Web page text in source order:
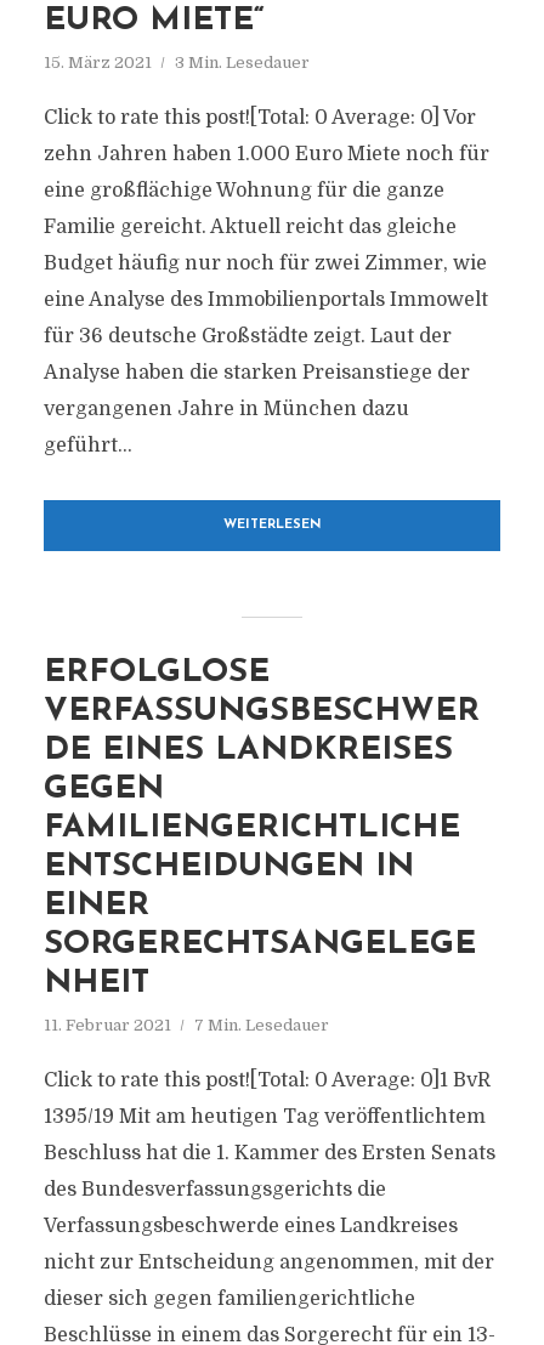
EURO MIETE“
15. März 2021 3 Min. Lesedauer
Click to rate this post![Total: 0 Average: 0] Vor
zehn Jahren haben 1.000 Euro Miete noch für
eine großflächige Wohnung für die ganze
Familie gereicht. Aktuell reicht das gleiche
Budget häufig nur noch für zwei Zimmer, wie
eine Analyse des Immobilienportals Immowelt
für 36 deutsche Großstädte zeigt. Laut der
Analyse haben die starken Preisanstiege der
vergangenen Jahre in München dazu
geführt...
WEITERLESEN
ERFOLGLOSE
VERFASSUNGSBESCHWER
DE EINES LANDKREISES
GEGEN
FAMILIENGERICHTLICHE
ENTSCHEIDUNGEN IN
EINER
SORGERECHTSANGELEGE
NHEIT
11. Februar 2021 7 Min. Lesedauer
Click to rate this post![Total: 0 Average: 0]1 BvR
1395/19 Mit am heutigen Tag veröffentlichtem
Beschluss hat die 1. Kammer des Ersten Senats
des Bundesverfassungsgerichts die
Verfassungsbeschwerde eines Landkreises
nicht zur Entscheidung angenommen, mit der
dieser sich gegen familiengerichtliche
Beschlüsse in einem das Sorgerecht für ein 13-